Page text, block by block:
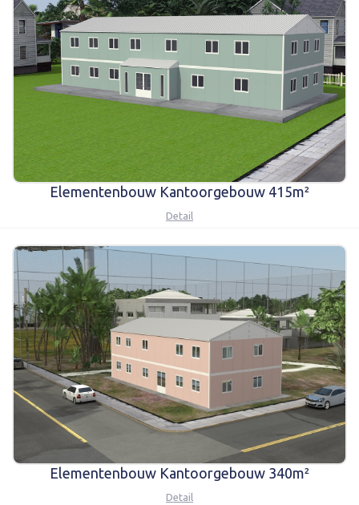
Elementenbouw Kantoorgebouw 415m²
Detail
Elementenbouw Kantoorgebouw 340m²
Detail